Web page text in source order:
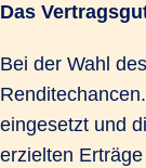
Das
Bei der Wahl
eingesetzt und
erzielten